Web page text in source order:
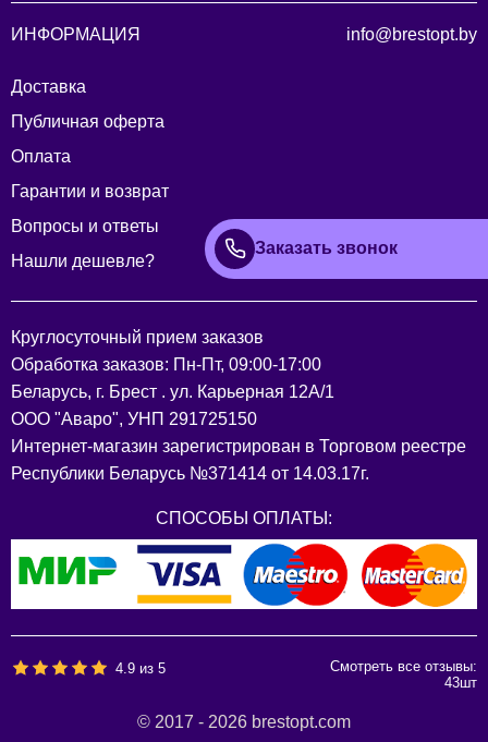
ИНФОРМАЦИЯ
Доставка
Публичная оферта
Оплата
Гарантии и возврат
Вопросы и ответы
Нашли дешевле?
info@brestopt.by
Заказать звонок
Круглосуточный прием заказов
Обработка заказов: Пн-Пт, 09:00-17:00
Беларусь, г. Брест . ул. Карьерная 12А/1
ООО "Аваро", УНП 291725150
Интернет-магазин зарегистрирован в Торговом реестре
Республики Беларусь №371414 от 14.03.17г.
СПОСОБЫ ОПЛАТЫ:
4.9 из5
Смотреть все отзывы:
43шт
© 2017 - 2026 brestopt.com